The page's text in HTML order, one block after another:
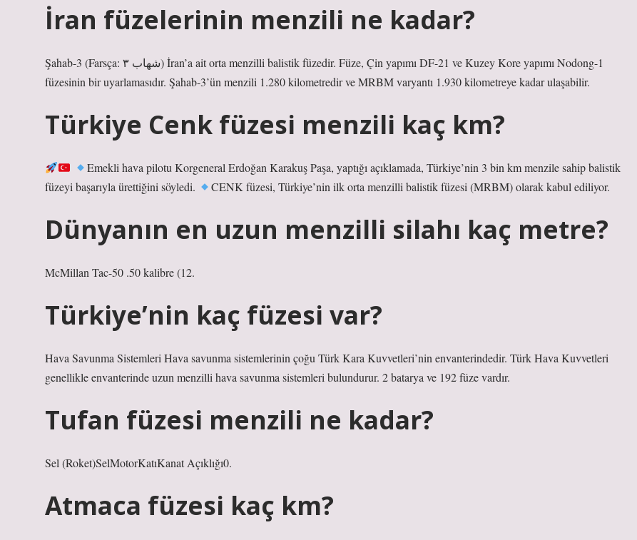
İran füzelerinin menzili ne kadar?
Şahab-3 (Farsça: شهاب ۳‎) İran’a ait orta menzilli balistik füzedir. Füze, Çin yapımı DF-21 ve Kuzey Kore yapımı Nodong-1
füzesinin bir uyarlamasıdır. Şahab-3’ün menzili 1.280 kilometredir ve MRBM varyantı 1.930 kilometreye kadar ulaşabilir.
Türkiye Cenk füzesi menzili kaç km?
Emekli hava pilotu Korgeneral Erdoğan Karakuş Paşa, yaptığı açıklamada, Türkiye’nin 3 bin km menzile sahip balistik
füzeyi başarıyla ürettiğini söyledi.
CENK füzesi, Türkiye’nin ilk orta menzilli balistik füzesi (MRBM) olarak kabul ediliyor.
Dünyanın en uzun menzilli silahı kaç metre?
McMillan Tac-50 .50 kalibre (12.
Türkiye’nin kaç füzesi var?
Hava Savunma Sistemleri Hava savunma sistemlerinin çoğu Türk Kara Kuvvetleri’nin envanterindedir. Türk Hava Kuvvetleri
genellikle envanterinde uzun menzilli hava savunma sistemleri bulundurur. 2 batarya ve 192 füze vardır.
Tufan füzesi menzili ne kadar?
Sel (Roket)SelMotorKatıKanat Açıklığı0.
Atmaca füzesi kaç km?